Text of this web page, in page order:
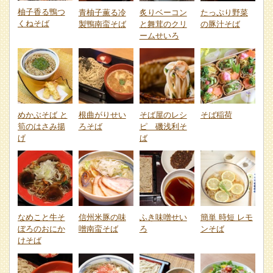
柚子香る鴨つ
くねそば
青柚子薫る冷
製鴨南蛮そば
炙りベーコン
と舞茸のクリ
ームせいろ
たっぷり野菜
の豚汁そば
めかぶそば と
筍のはさみ揚
げ
根曲がりせい
ろそば
そば屋のレシ
ピ 磯浅利そ
ば
そば稲荷
なめこと牛そ
ぼろのおにか
けそば
信州米豚の味
噌南蛮そば
ふき味噌せい
ろ
簡単 時短 レモ
ンそば